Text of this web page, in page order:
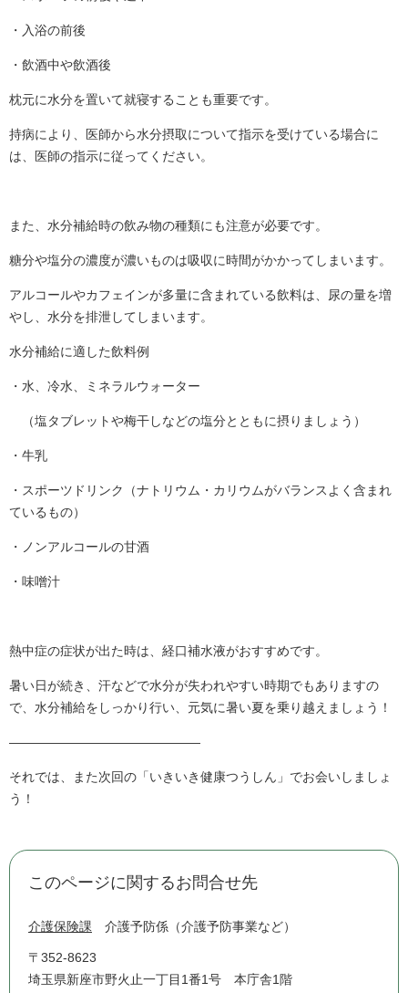
・入浴の前後
・飲酒中や飲酒後
枕元に水分を置いて就寝することも重要です。
持病により、医師から水分摂取について指示を受けている場合に
は、医師の指示に従ってください。
また、水分補給時の飲み物の種類にも注意が必要です。
糖分や塩分の濃度が濃いものは吸収に時間がかかってしまいます。
アルコールやカフェインが多量に含まれている飲料は、尿の量を増
やし、水分を排泄してしまいます。
水分補給に適した飲料例
・水、冷水、ミネラルウォーター
（塩タブレットや梅干しなどの塩分とともに摂りましょう）
・牛乳
・スポーツドリンク（ナトリウム・カリウムがバランスよく含まれ
ているもの）
・ノンアルコールの甘酒
・味噌汁
熱中症の症状が出た時は、経口補水液がおすすめです。
暑い日が続き、汗などで水分が失われやすい時期でもありますの
で、水分補給をしっかり行い、元気に暑い夏を乗り越えましょう！
―――――――――――――――
それでは、また次回の「いきいき健康つうしん」でお会いしましょ
う！
このページに関するお問合せ先
介護保険課 介護予防係（介護予防事業など）
〒352-8623
埼玉県新座市野火止一丁目1番1号 本庁舎1階